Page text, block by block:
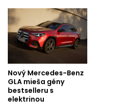
Nový Mercedes-Benz
GLA mieša gény
bestselleru s
elektrinou